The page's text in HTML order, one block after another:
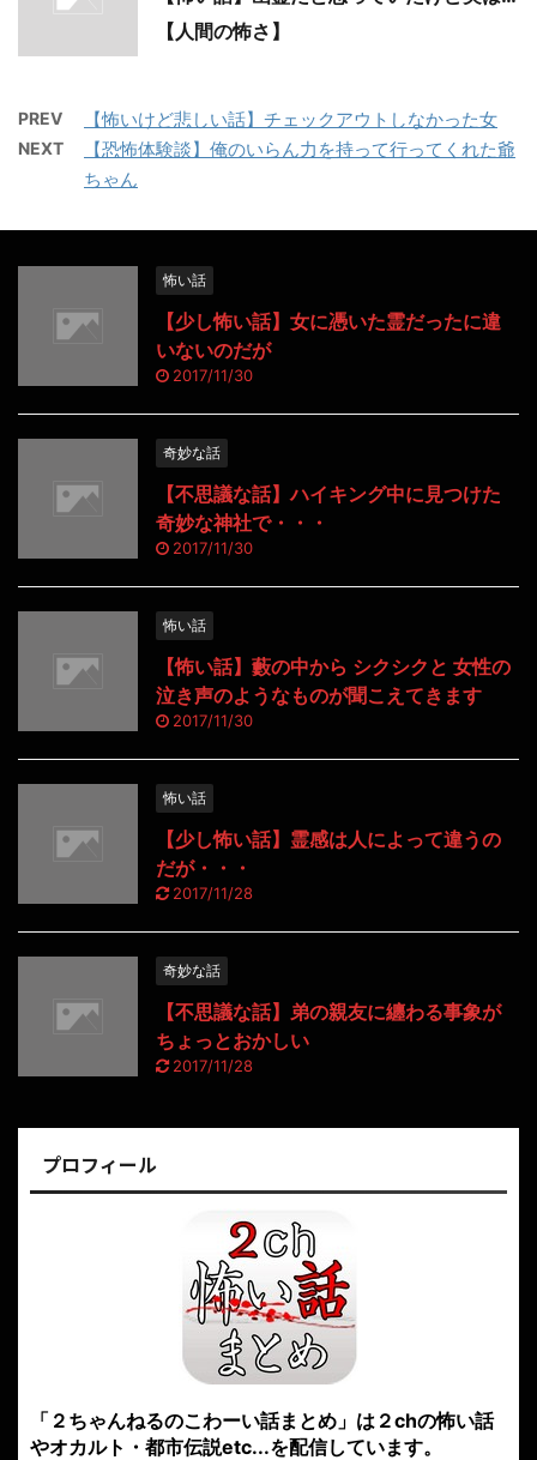
【人間の怖さ】
PREV 【怖いけど悲しい話】チェックアウトしなかった女
NEXT
【恐怖体験談】俺のいらん力を持って行ってくれた爺
ちゃん
怖い話
【少し怖い話】女に憑いた霊だったに違
いないのだが
2017/11/30
奇妙な話
【不思議な話】ハイキング中に見つけた
奇妙な神社で・・・
2017/11/30
怖い話
【怖い話】藪の中から シクシクと 女性の
泣き声のようなものが聞こえてきます
2017/11/30
怖い話
【少し怖い話】霊感は人によって違うの
だが・・・
2017/11/28
奇妙な話
【不思議な話】弟の親友に纏わる事象が
ちょっとおかしい
2017/11/28
プロフィール
「２ちゃんねるのこわーい話まとめ」は２chの怖い話
やオカルト・都市伝説etc...を配信しています。